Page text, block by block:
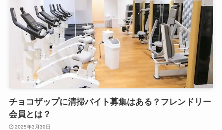
チョコザップに清掃バイト募集はある？フレンドリー
会員とは？
2025年3月30日